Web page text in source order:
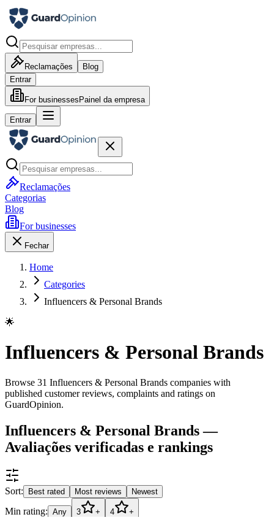
Reclamações
Blog
Entrar
For businesses Painel da empresa
Entrar
Reclamações
Categorias
Blog
For businesses
Fechar
Home
Categories
Influencers & Personal Brands
🌟
Influencers & Personal Brands
Browse 31 Influencers & Personal Brands companies with
published customer reviews, complaints and ratings on
GuardOpinion.
Influencers & Personal Brands —
Avaliações verificadas e rankings
Sort: Best rated Most reviews Newest
Min rating: Any 3 + 4 +